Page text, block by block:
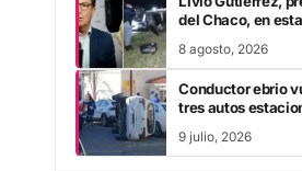
del Chaco, en
accidente vial
8 agosto, 2026
Conductor ebrio
tres autos
9 julio, 2026